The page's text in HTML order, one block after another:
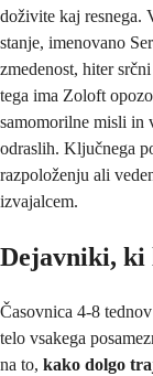
doživite kaj resnega.
stanje, imenovano
zmedenost, hiter
tega ima Zoloft
samomorilne misli in
odraslih. Ključnega
razpoloženju ali
izvajalcem.
Dejavniki, ki
Časovnica 4-8
telo vsakega
na to, kako dolgo